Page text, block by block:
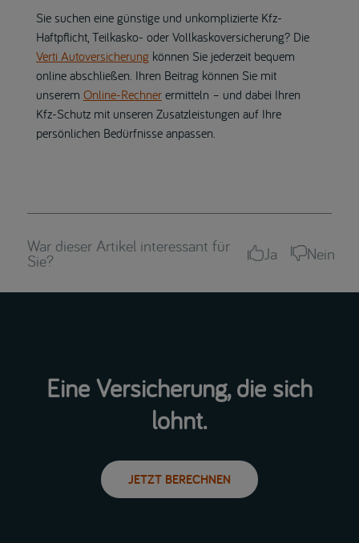
Sie suchen eine günstige und unkomplizierte Kfz-
Haftpflicht, Teilkasko- oder Vollkaskoversicherung? Die
Verti Autoversicherung können Sie jederzeit bequem
online abschließen. Ihren Beitrag können Sie mit
unserem Online-Rechnerermitteln – und dabei Ihren
Kfz-Schutz mit unseren Zusatzleistungen auf Ihre
persönlichen Bedürfnisse anpassen.
War dieser Artikel interessant für
Sie? Ja Nein
Eine Versicherung, die sich
lohnt.
JETZT BERECHNEN